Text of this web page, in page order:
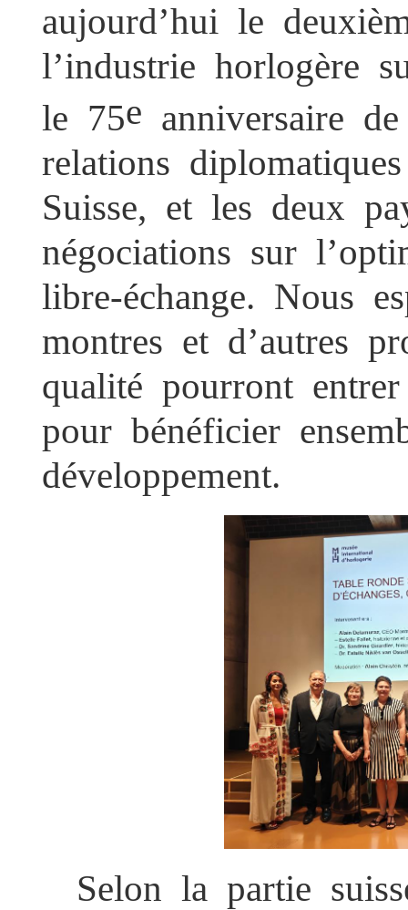
aujourd’hui le
l’industrie horlogère
le 75e anniversaire
relations
Suisse, et les deux
négociations sur
libre-échange. Nous
montres et d’autres
qualité pourront
pour bénéficier
développement.
Selon la partie